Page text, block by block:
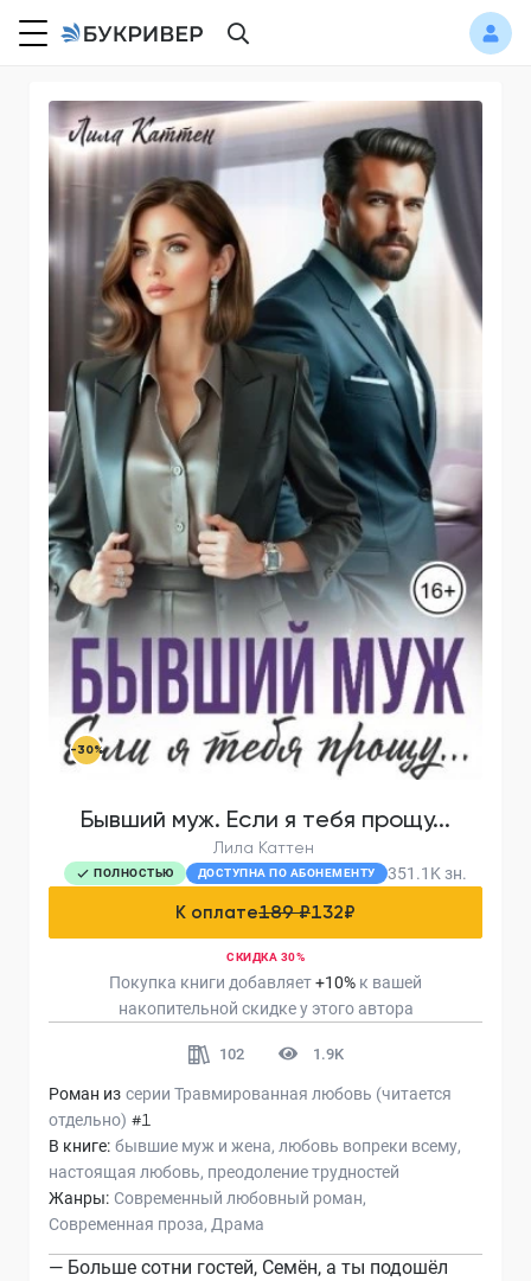
-30%
Бывший муж. Если я тебя прощу...
Лила Каттен
ПОЛНОСТЬЮ ДОСТУПНА ПО АБОНЕМЕНТУ 351.1K зн.
К оплате189 ₽132₽
СКИДКА 30%
Покупка книги добавляет+10% к вашей
накопительной скидке у этого автора
102 1.9K
Роман из серии Травмированная любовь (читается
отдельно) #1
В книге: бывшие муж и жена любовь вопреки всему
настоящая любовь преодоление трудностей
Жанры: Современный любовный роман
Современная проза Драма
— Больше сотни гостей, Семён, а ты подошёл